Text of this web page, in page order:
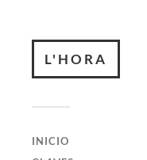
L'HORA
INICIO